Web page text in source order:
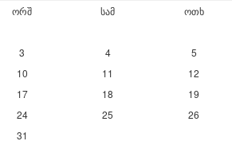
ორშ სამ ოთხ
3 4
5
10
11
12
17
18
19
24
25
26
31